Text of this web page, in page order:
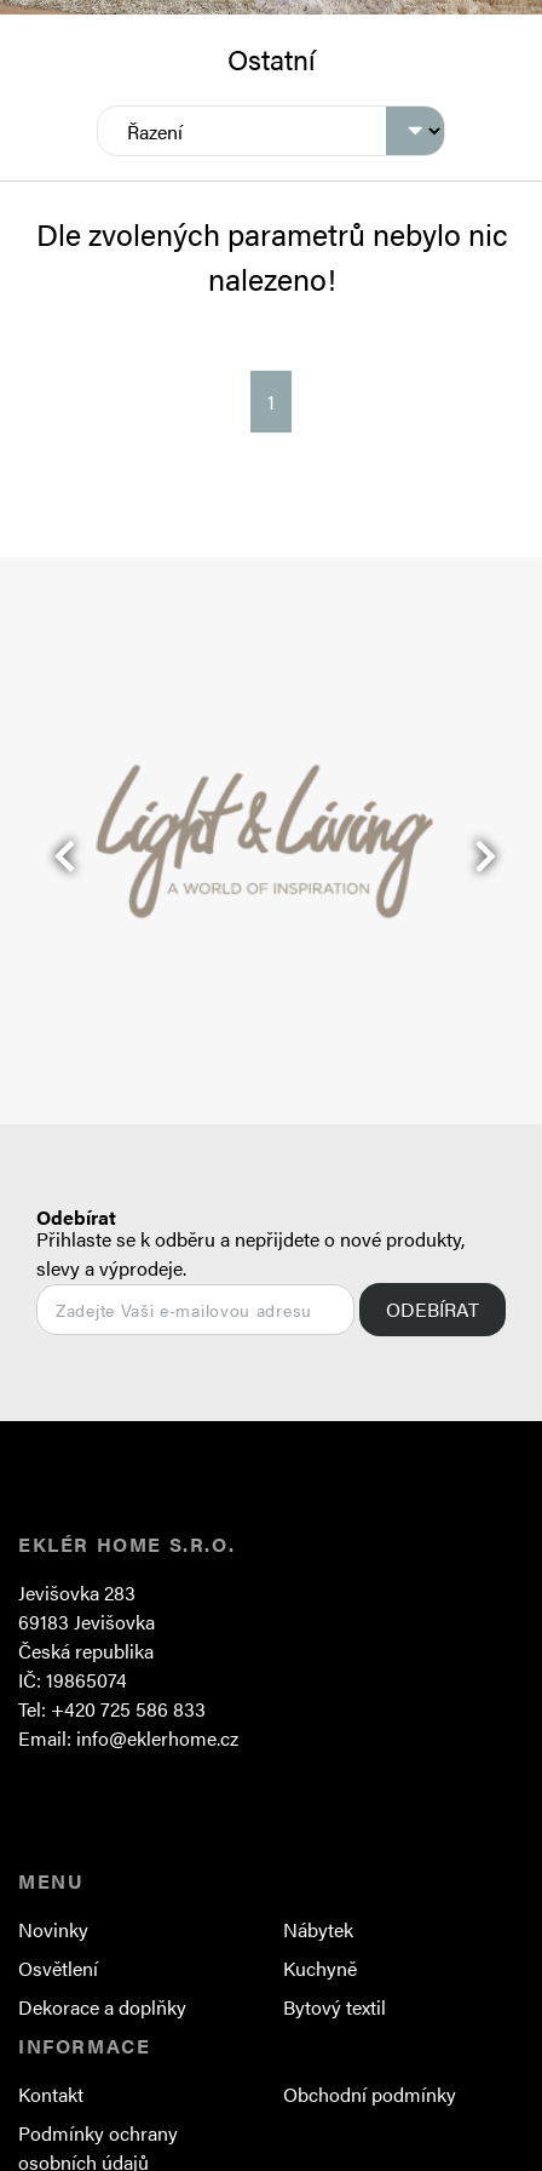
Ostatní
Dle zvolených parametrů nebylo nic
nalezeno!
1
Odebírat
Přihlaste se k odběru a nepřijdete o nové produkty,
slevy a výprodeje.
ODEBÍRAT
EKLÉR HOME S.R.O.
Jevišovka 283
69183 Jevišovka
Česká republika
IČ: 19865074
Tel: +420 725 586 833
Email: info@eklerhome.cz
MENU
Novinky
Nábytek
Osvětlení
Kuchyně
Dekorace a doplňky
Bytový textil
INFORMACE
Kontakt
Obchodní podmínky
Podmínky ochrany
osobních údajů